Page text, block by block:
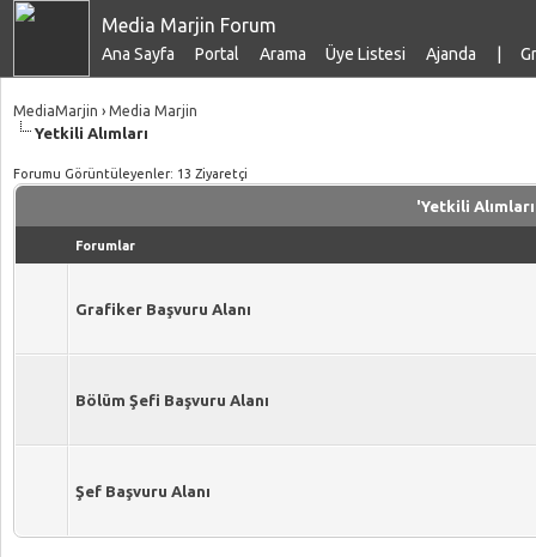
Media Marjin Forum
Ana Sayfa Portal Arama Üye Listesi Ajanda
MediaMarjin › Media Marjin
Yetkili Alımları
Forumu Görüntüleyenler: 13 Ziyaretçi
'Yetkili
Forumlar
Grafiker Başvuru Alanı
Bölüm Şefi Başvuru Alanı
Şef Başvuru Alanı